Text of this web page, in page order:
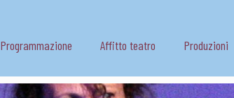
Programmazione Affitto teatro Produzioni